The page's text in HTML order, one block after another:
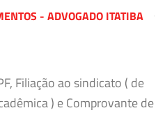
- ADVOGADO ITATIBA
Filiação ao sindicato ( de
) e Comprovante de